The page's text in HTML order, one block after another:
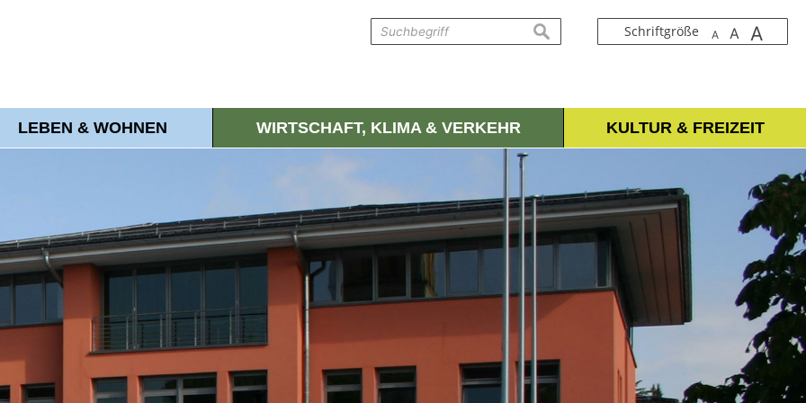
Schriftgröße A A A
suchen
LEBEN & WOHNEN WIRTSCHAFT, KLIMA & VERKEHR KULTUR & FREIZEIT